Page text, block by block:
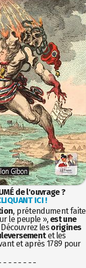
de l'ouvrage ?
ICI !
, prétendument faite
le peuple », est une
les origines
et les
et après 1789 pour
- - - - - - -